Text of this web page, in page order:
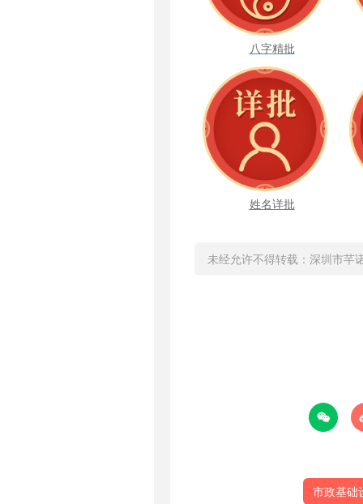
八字精批
姓名详批
未经允许不得转载： 深圳市芊

市政基础